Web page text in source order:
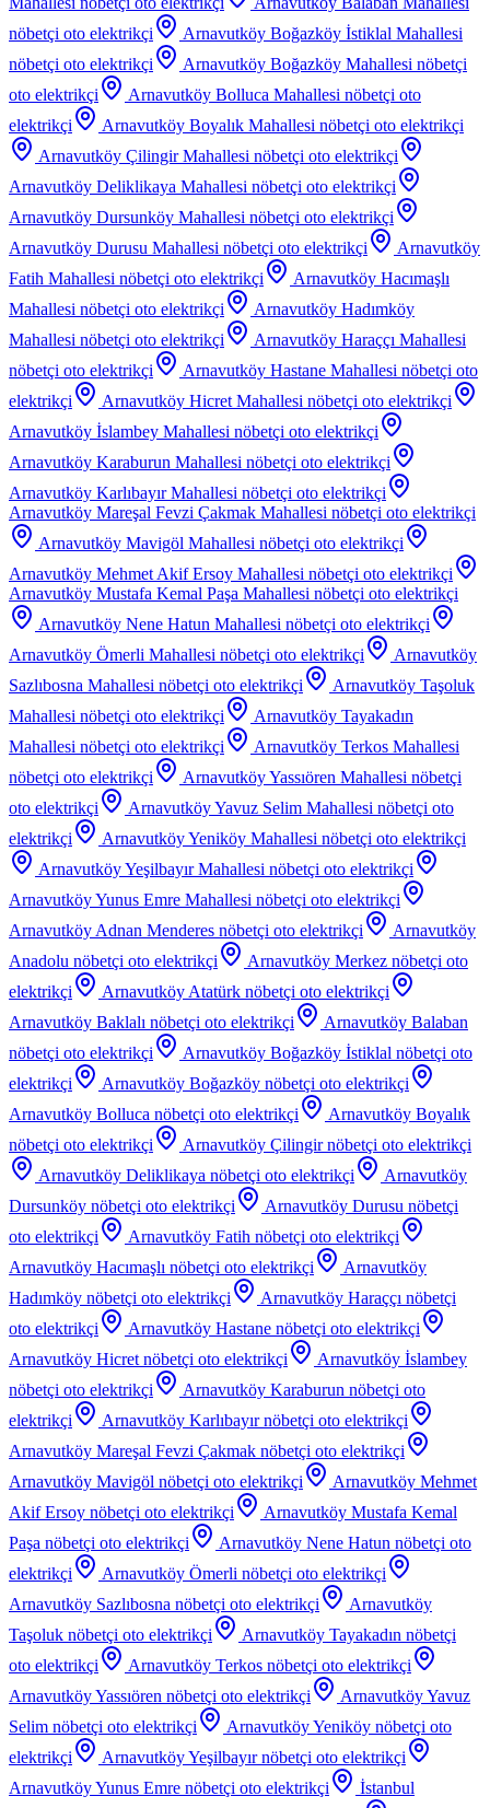
nöbetçi oto elektrikçi
Arnavutköy Boğazköy İstiklal Mahallesi
nöbetçi oto elektrikçi
Arnavutköy Boğazköy Mahallesi nöbetçi
oto elektrikçi
Arnavutköy Bolluca Mahallesi nöbetçi oto
elektrikçi
Arnavutköy Boyalık Mahallesi nöbetçi oto elektrikçi
Arnavutköy Çilingir Mahallesi nöbetçi oto elektrikçi
Arnavutköy Deliklikaya Mahallesi nöbetçi oto elektrikçi
Arnavutköy Dursunköy Mahallesi nöbetçi oto elektrikçi
Arnavutköy Durusu Mahallesi nöbetçi oto elektrikçi
Arnavutköy
Fatih Mahallesi nöbetçi oto elektrikçi
Arnavutköy Hacımaşlı
Mahallesi nöbetçi oto elektrikçi
Arnavutköy Hadımköy
Mahallesi nöbetçi oto elektrikçi
Arnavutköy Haraççı Mahallesi
nöbetçi oto elektrikçi
Arnavutköy Hastane Mahallesi nöbetçi oto
elektrikçi
Arnavutköy Hicret Mahallesi nöbetçi oto elektrikçi
Arnavutköy İslambey Mahallesi nöbetçi oto elektrikçi
Arnavutköy Karaburun Mahallesi nöbetçi oto elektrikçi
Arnavutköy Karlıbayır Mahallesi nöbetçi oto elektrikçi
Arnavutköy Mareşal Fevzi Çakmak Mahallesi nöbetçi oto elektrikçi
Arnavutköy Mavigöl Mahallesi nöbetçi oto elektrikçi
Arnavutköy Mehmet Akif Ersoy Mahallesi nöbetçi oto elektrikçi
Arnavutköy Mustafa Kemal Paşa Mahallesi nöbetçi oto elektrikçi
Arnavutköy Nene Hatun Mahallesi nöbetçi oto elektrikçi
Arnavutköy Ömerli Mahallesi nöbetçi oto elektrikçi
Arnavutköy
Sazlıbosna Mahallesi nöbetçi oto elektrikçi
Arnavutköy Taşoluk
Mahallesi nöbetçi oto elektrikçi
Arnavutköy Tayakadın
Mahallesi nöbetçi oto elektrikçi
Arnavutköy Terkos Mahallesi
nöbetçi oto elektrikçi
Arnavutköy Yassıören Mahallesi nöbetçi
oto elektrikçi
Arnavutköy Yavuz Selim Mahallesi nöbetçi oto
elektrikçi
Arnavutköy Yeniköy Mahallesi nöbetçi oto elektrikçi
Arnavutköy Yeşilbayır Mahallesi nöbetçi oto elektrikçi
Arnavutköy Yunus Emre Mahallesi nöbetçi oto elektrikçi
Arnavutköy Adnan Menderes nöbetçi oto elektrikçi
Arnavutköy
Anadolu nöbetçi oto elektrikçi Arnavutköy Merkez nöbetçi oto
elektrikçi
Arnavutköy Atatürk nöbetçi oto elektrikçi
Arnavutköy Baklalı nöbetçi oto elektrikçi
Arnavutköy Balaban
nöbetçi oto elektrikçi
Arnavutköy Boğazköy İstiklal nöbetçi oto
elektrikçi
Arnavutköy Boğazköy nöbetçi oto elektrikçi
Arnavutköy Bolluca nöbetçi oto elektrikçi
Arnavutköy Boyalık
nöbetçi oto elektrikçi
Arnavutköy Çilingir nöbetçi oto elektrikçi
Arnavutköy Deliklikaya nöbetçi oto elektrikçi
Arnavutköy
Dursunköy nöbetçi oto elektrikçi Arnavutköy Durusu nöbetçi
oto elektrikçi
Arnavutköy Fatih nöbetçi oto elektrikçi
Arnavutköy Hacımaşlı nöbetçi oto elektrikçi
Arnavutköy
Hadımköy nöbetçi oto elektrikçi Arnavutköy Haraççı nöbetçi
oto elektrikçi
Arnavutköy Hastane nöbetçi oto elektrikçi
Arnavutköy Hicret nöbetçi oto elektrikçi
Arnavutköy İslambey
nöbetçi oto elektrikçi
Arnavutköy Karaburun nöbetçi oto
elektrikçi
Arnavutköy Karlıbayır nöbetçi oto elektrikçi
Arnavutköy Mareşal Fevzi Çakmak nöbetçi oto elektrikçi
Arnavutköy Mavigöl nöbetçi oto elektrikçi
Arnavutköy Mehmet
Akif Ersoy nöbetçi oto elektrikçi
Arnavutköy Mustafa Kemal
Paşa nöbetçi oto elektrikçi Arnavutköy Nene Hatun nöbetçi oto
elektrikçi
Arnavutköy Ömerli nöbetçi oto elektrikçi
Arnavutköy Sazlıbosna nöbetçi oto elektrikçi
Arnavutköy
Taşoluk nöbetçi oto elektrikçi Arnavutköy Tayakadın nöbetçi
oto elektrikçi
Arnavutköy Terkos nöbetçi oto elektrikçi
Arnavutköy Yassıören nöbetçi oto elektrikçi
Arnavutköy Yavuz
Selim nöbetçi oto elektrikçi Arnavutköy Yeniköy nöbetçi oto
elektrikçi
Arnavutköy Yeşilbayır nöbetçi oto elektrikçi
Arnavutköy Yunus Emre nöbetçi oto elektrikçi
İstanbul